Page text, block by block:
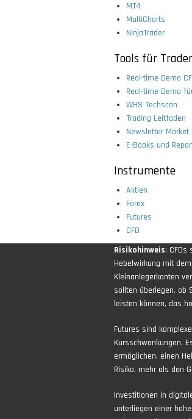
MT4
MultiCharts
NinjaTrader
Tools für Trader
Real-time Demo
Real-time Demo
WHS Techscan
Trading Leitfaden
Newsletter Market
E-Books und
Instrumente
Aktien
Forex
Futures
CFD
Risikohinweis:
Hebelwirkung mit
Kleinanlegerkonten
sollten überlegen, ob
leisten können, das
Futures sind
Kursschwankungen.
ermöglichen, einen
Risiko, mehr als den
Investitionen in
unterliegen einer